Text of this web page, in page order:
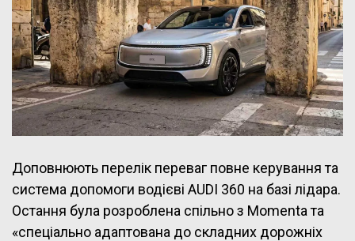
Доповнюють перелік переваг повне керування та
система допомоги водієві AUDI 360 на базі лідара.
Остання була розроблена спільно з Momenta та
«спеціально адаптована до складних дорожніх